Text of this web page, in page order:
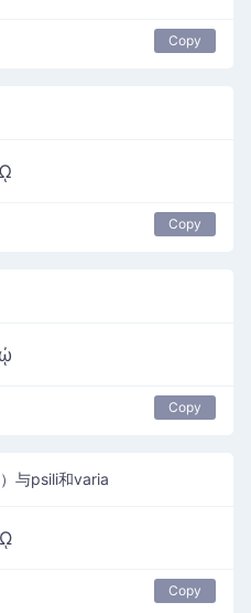
Copy
Copy
Copy
与psili和varia
Copy